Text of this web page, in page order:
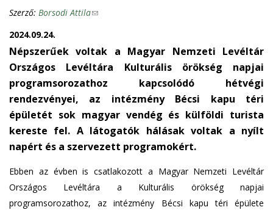
Szerző: Borsodi Attila(
n
k
s
e
n
d
s
m
2024.09.24.
Népszerűek voltak a Magyar Nemzeti Levéltár
Országos Levéltára Kulturális örökség napjai
programsorozathoz kapcsolódó hétvégi
rendezvényei, az intézmény Bécsi kapu téri
épületét sok magyar vendég és külföldi turista
kereste fel. A látogatók hálásak voltak a nyílt
napért és a szervezett programokért.
Ebben az évben is csatlakozott a Magyar Nemzeti Levéltár
Országos Levéltára a Kulturális örökség napjai
programsorozathoz, az intézmény Bécsi kapu téri épülete